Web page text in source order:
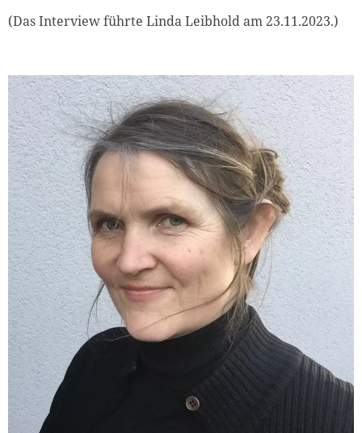
(Das Interview führte Linda Leibhold am 23.11.2023.)